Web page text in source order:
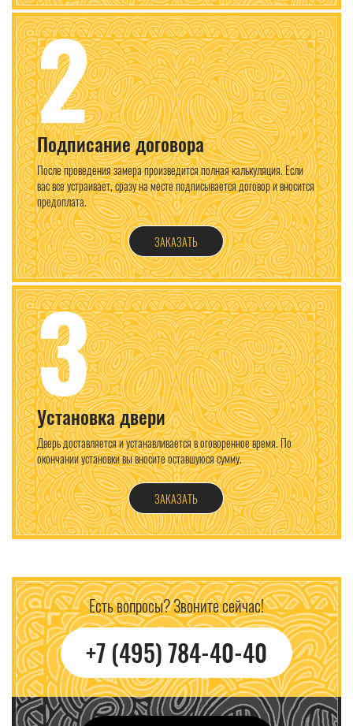
2
Подписание договора
После проведения замера произведится полная калькуляция. Если
вас все устраивает, сразу на месте подписывается договор и вносится
предоплата.
ЗАКАЗАТЬ
3
Установка двери
Дверь доставляется и устанавливается в оговоренное время. По
окончании установки вы вносите оставшуюся сумму.
ЗАКАЗАТЬ
Есть вопросы? Звоните сейчас!
+7 (495) 784-40-40